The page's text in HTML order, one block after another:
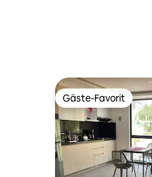
Gäste-Favorit
Gäste-Favorit